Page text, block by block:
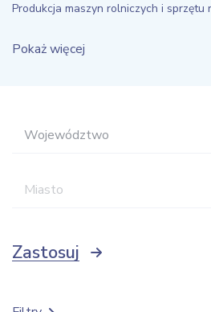
Produkcja maszyn rolniczych i sprzętu
Pokaż więcej
Województwo
Miasto
Zastosuj